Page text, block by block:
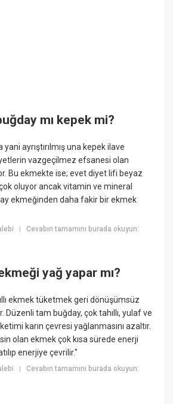
mı kepek mi?
ayrıştırılmış una kepek ilave
vazgeçilmez efsanesi olan
Bu ekmekte ise; evet diyet lifi beyaz
oluyor ancak vitamin ve mineral
ekmeğinden daha fakir bir ekmek
|Cevabın tamamını burada okuyun:
yağ yapar mı?
ekmek tüketmek geri dönüşümsüz
Düzenli tam buğday, çok tahıllı, yulaf ve
karın çevresi yağlanmasını azaltır.
olan ekmek çok kısa sürede enerji
enerjiye çevrilir."
|Cevabın tamamını burada okuyun: